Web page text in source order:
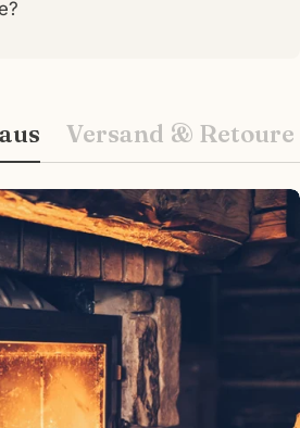
können wir Ihnen helfen?
Versand & Retoure